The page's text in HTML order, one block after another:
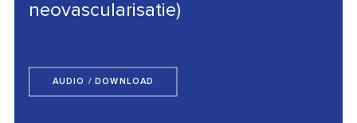
neovascularisatie)
AUDIO / DOWNLOAD